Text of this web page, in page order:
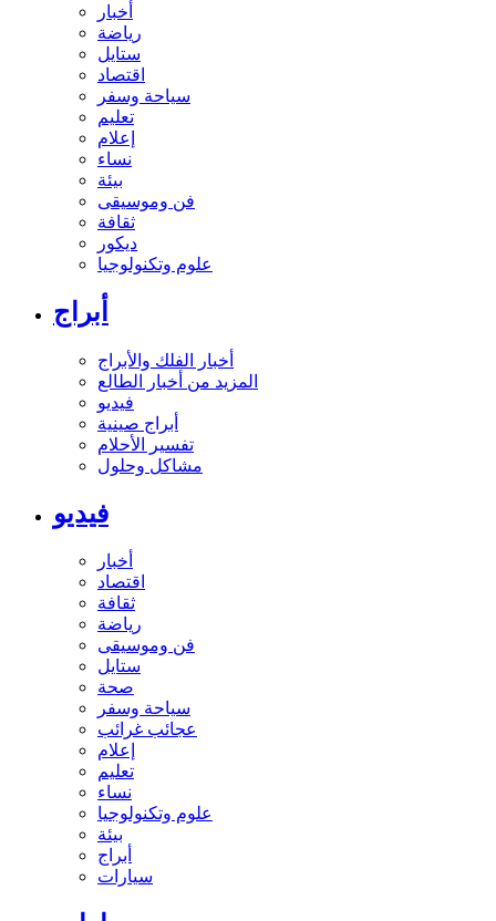
أخبار
رياضة
ستايل
اقتصاد
سياحة وسفر
تعليم
إعلام
نساء
بيئة
فن وموسيقى
ثقافة
ديكور
علوم وتكنولوجيا
أبراج
أخبار الفلك والأبراج
المزيد من أخبار الطالع
فيديو
أبراج صينية
تفسير الأحلام
مشاكل وحلول
فيديو
أخبار
اقتصاد
ثقافة
رياضة
فن وموسيقى
ستايل
صحة
سياحة وسفر
عجائب غرائب
إعلام
تعليم
نساء
علوم وتكنولوجيا
بيئة
أبراج
سيارات